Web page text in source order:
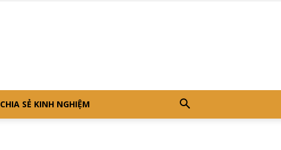
CHIA SẺ KINH NGHIỆM